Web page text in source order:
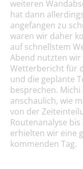
weiteren
hat dann
angefangen zu
waren wir daher
auf schnellstem
Abend nutzten wir
Wetterbericht für
und die geplante
besprechen.
anschaulich, wie
von der
Routenanalyse
erhielten wir eine
kommenden Tag.